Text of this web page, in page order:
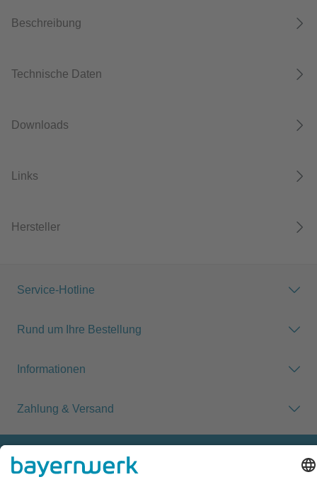
Beschreibung
Technische Daten
Downloads
Links
Hersteller
Service-Hotline
Rund um Ihre Bestellung
Informationen
Zahlung & Versand